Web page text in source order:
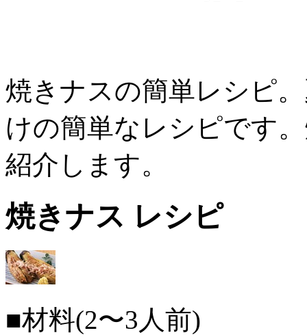
焼きナスの簡単レシピ
けの簡単なレシピです
紹介します。
焼きナス レシピ
■材料(2〜3人前)